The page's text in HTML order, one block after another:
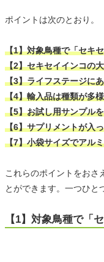
ポイントは次のとおり。
【1】対象鳥種で「セキ
【2】セキセイインコの
【3】ライフステージに
【4】輸入品は種類が多
【5】お試し用サンプル
【6】サプリメントが入
【7】小袋サイズでアル
これらのポイントをおさ
とができます。一つひと
【1】対象鳥種で「